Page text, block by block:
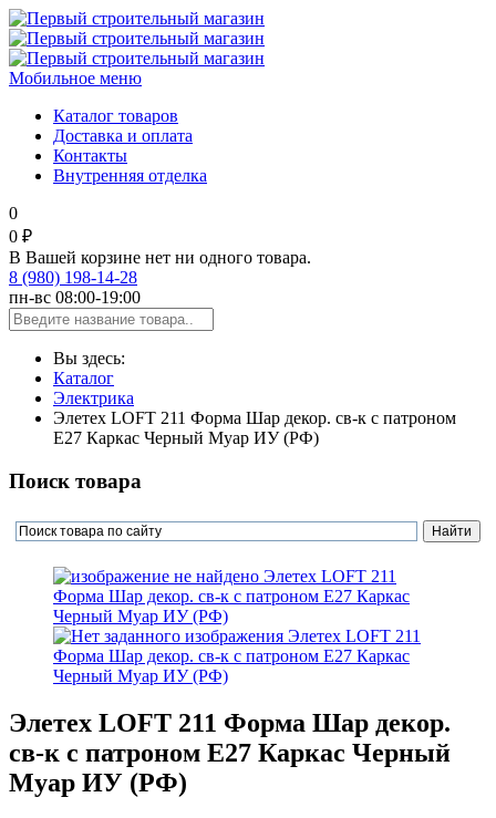
Мобильное меню
Каталог товаров
Доставка и оплата
Контакты
Внутренняя отделка
0
0 ₽
В Вашей корзине нет ни одного товара.
8 (980) 198-14-28
пн-вс 08:00-19:00
Вы здесь:
Каталог
Электрика
Элетех LOFT 211 Форма Шар декор. св-к с патроном
E27 Каркас Черный Муар ИУ (РФ)
Поиск товара
Элетех LOFT 211 Форма Шар декор.
св-к с патроном E27 Каркас Черный
Муар ИУ (РФ)